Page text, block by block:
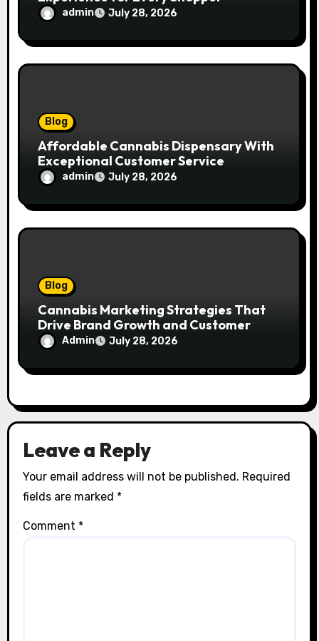
admin July 28, 2026
Blog
Affordable Cannabis Dispensary With
Exceptional Customer Service
admin July 28, 2026
Blog
Cannabis Marketing Strategies That
Drive Brand Growth and Customer
TrustAdmin July 28, 2026
Leave a Reply
Your email address will not be published. Required
fields are marked *
Comment *